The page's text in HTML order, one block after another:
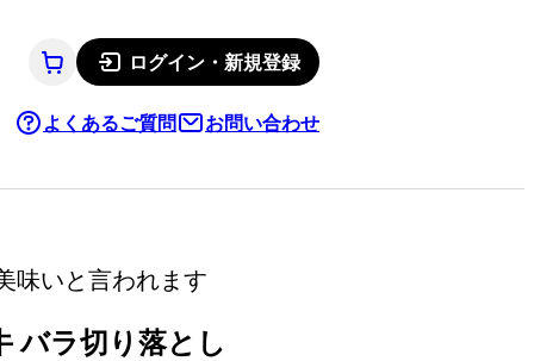
ログイン・新規登録
よくあるご質問 お問い合わせ
味いと言われます
バラ切り落とし